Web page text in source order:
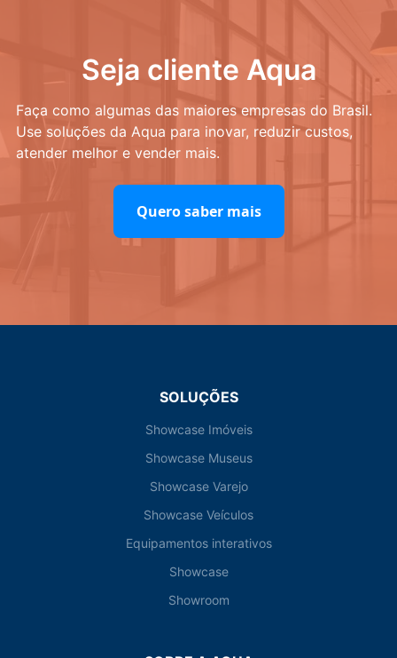
Seja cliente Aqua
Faça como algumas das maiores empresas do Brasil.
Use soluções da Aqua para inovar, reduzir custos,
atender melhor e vender mais.
Quero saber mais
SOLUÇÕES
Showcase Imóveis
Showcase Museus
Showcase Varejo
Showcase Veículos
Equipamentos interativos
Showcase
Showroom